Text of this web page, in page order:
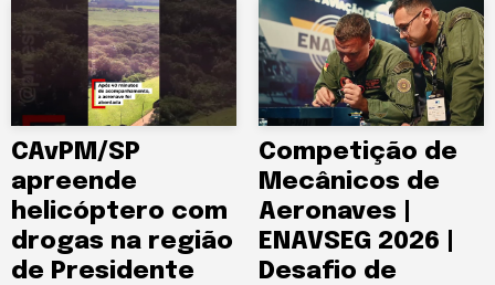
CAvPM/SP
apreende
helicóptero com
drogas na região
de Presidente
Competição de
Mecânicos de
Aeronaves |
ENAVSEG 2026 |
Desafio de